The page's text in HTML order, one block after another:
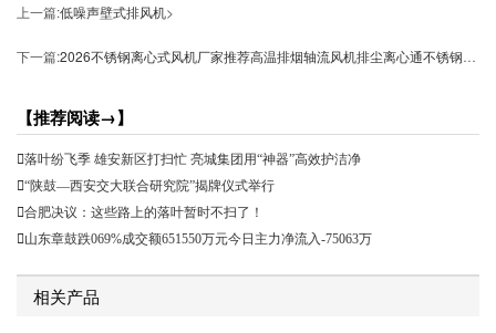
上一篇:低噪声壁式排风机>
下一篇:2026不锈钢离心式风机厂家推荐高温排烟轴流风机排尘离心通不锈钢配件高压式通厂家优选指南！
【推荐阅读→】
落叶纷飞季 雄安新区打扫忙 亮城集团用“神器”高效护洁净
“陕鼓—西安交大联合研究院”揭牌仪式举行
合肥决议：这些路上的落叶暂时不扫了！
山东章鼓跌069%成交额651550万元今日主力净流入-75063万
相关产品